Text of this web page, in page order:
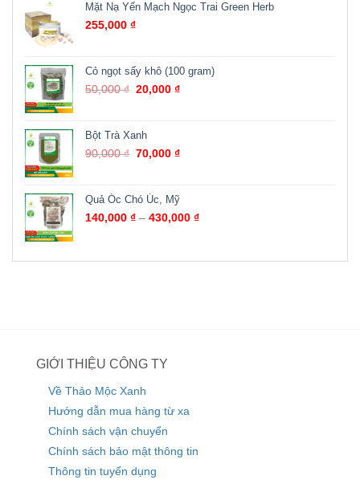
Mặt Nạ Yến Mạch Ngọc Trai Green Herb
255,000 ₫
Cỏ ngọt sấy khô (100 gram)
50,000₫ 20,000₫
Bột Trà Xanh
90,000₫ 70,000₫
Quả Óc Chó Úc, Mỹ
140,000 ₫ – 430,000 ₫
GIỚI THIỆU CÔNG TY
Về Thảo Mộc Xanh
Hướng dẫn mua hàng từ xa
Chính sách vận chuyển
Chính sách bảo mật thông tin
Thông tin tuyển dụng